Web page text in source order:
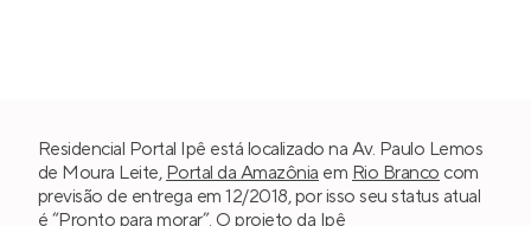
Residencial Portal Ipê está localizado na Av. Paulo Lemos
de Moura Leite, Portal da Amazônia em Rio Branco com
previsão de entrega em 12/2018, por isso seu status atual
é “Pronto para morar”. O projeto da Ipê